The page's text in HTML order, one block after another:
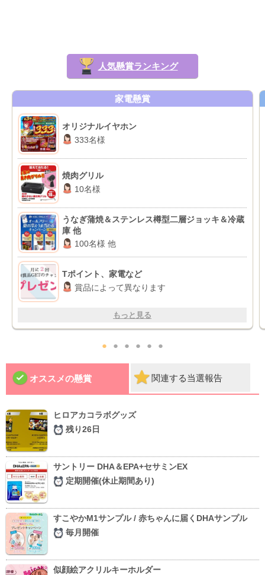
人気懸賞ランキング
家電懸賞
オリジナルイヤホン
333名様
焼肉グリル
10名様
うなぎ蒲焼＆ステンレス樽型二層ジョッキ＆冷蔵
庫 他
100名様 他
Tポイント、家電など
賞品によって異なります
もっと見る
● ● ● ● ● ●
オススメの懸賞 関連する当選報告
ヒロアカコラボグッズ
残り26日
サントリー DHA＆EPA+セサミンEX
定期開催(休止期間あり)
すこやかM1サンプル / 赤ちゃんに届くDHAサンプル
毎月開催
似顔絵アクリルキーホルダー